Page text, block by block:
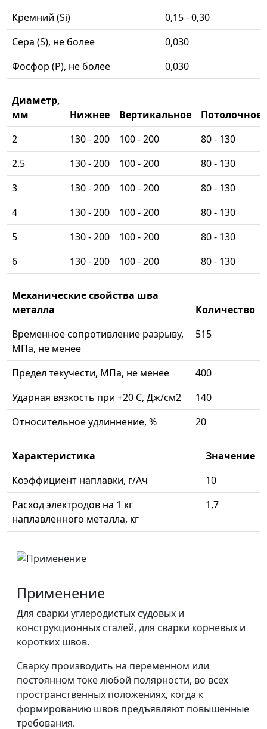
Кремний (Si)
0,15 - 0,30
Сера (S), не более
0,030
Фосфор (P), не более
0,030
Диаметр,
мм
Нижнее Вертикальное
Потолочное
2
130 - 200 100 - 200
80 - 130
2.5
130 - 200 100 - 200
80 - 130
3
130 - 200 100 - 200
80 - 130
4
130 - 200 100 - 200
80 - 130
5
130 - 200 100 - 200
80 - 130
6
130 - 200 100 - 200 80 - 130
Механические свойства шва
металла
Количество
Временное сопротивление разрыву,
МПа, не менее
515
Предел текучести, МПа, не менее
400
Ударная вязкость при +20 С, Дж/см2
140
Относительное удлиннение, %
20
Характеристика
Значение
Коэффициент наплавки, г/Ач
10
Расход электродов на 1 кг
наплавленного металла, кг
1,7
Применение
Для сварки углеродистых судовых и
конструкционных сталей, для сварки корневых и
коротких швов.
Сварку производить на переменном или
постоянном токе любой полярности, во всех
пространственных положениях, когда к
формированию швов предъявляют повышенные
требования.